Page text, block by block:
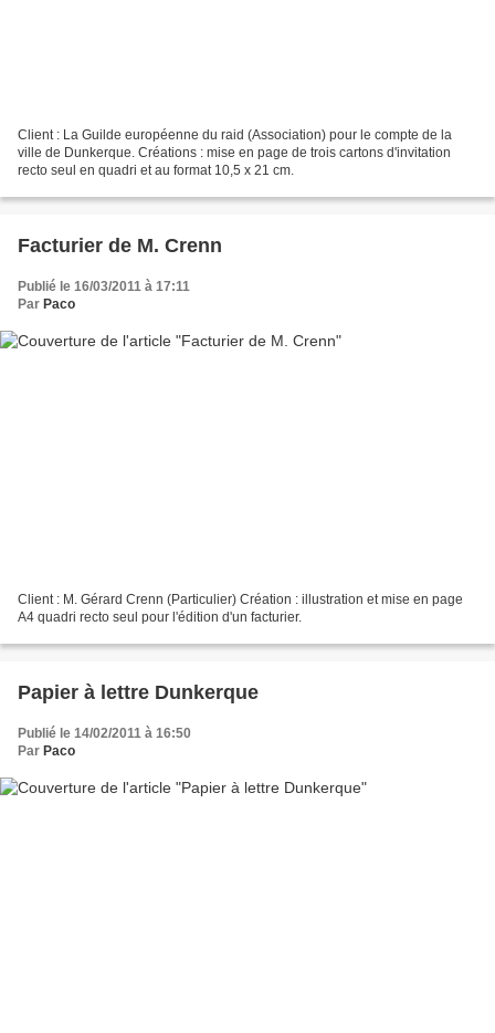
Client : La Guilde européenne du raid (Association) pour le compte de la
ville de Dunkerque. Créations : mise en page de trois cartons d'invitation
recto seul en quadri et au format 10,5 x 21 cm.
Facturier de M. Crenn
Publié le 16/03/2011 à 17:11
Par Paco
Client : M. Gérard Crenn (Particulier) Création : illustration et mise en page
A4 quadri recto seul pour l'édition d'un facturier.
Papier à lettre Dunkerque
Publié le 14/02/2011 à 16:50
Par Paco